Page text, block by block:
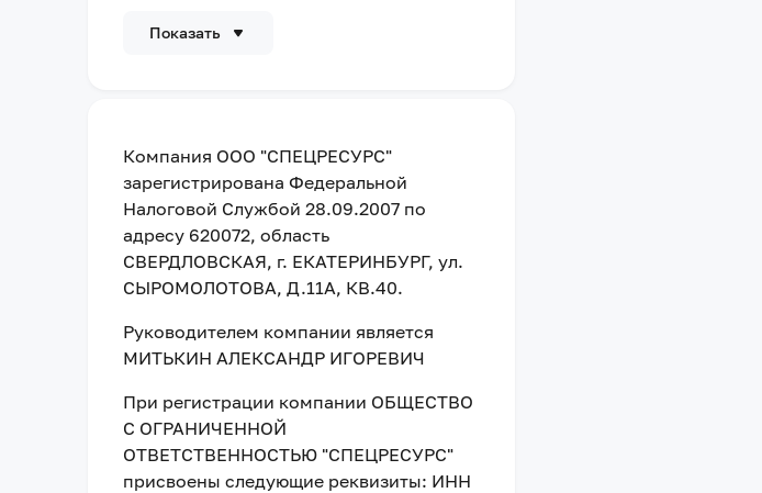
Показать
Компания ООО "СПЕЦРЕСУРС"
зарегистрирована Федеральной
Налоговой Службой 28.09.2007 по
адресу 620072, область
СВЕРДЛОВСКАЯ, г. ЕКАТЕРИНБУРГ, ул.
СЫРОМОЛОТОВА, Д.11А, КВ.40.
Руководителем компании является
МИТЬКИН АЛЕКСАНДР ИГОРЕВИЧ
При регистрации компании ОБЩЕСТВО
С ОГРАНИЧЕННОЙ
ОТВЕТСТВЕННОСТЬЮ "СПЕЦРЕСУРС"
присвоены следующие реквизиты: ИНН